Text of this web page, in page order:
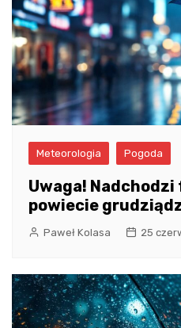
Meteorologia Pogoda
Uwaga! Nadchodzi
powiecie
Paweł Kolasa 25